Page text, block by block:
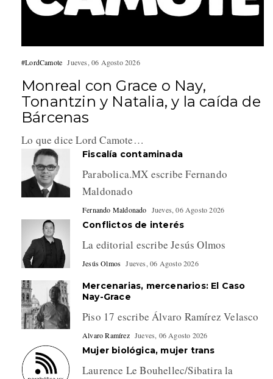
#LordCamote Jueves, 06 Agosto 2026
Monreal con Grace o Nay,
Tonantzin y Natalia, y la caída de
Bárcenas
Lo que dice Lord Camote…
Fiscalía contaminada
Parabolica.MX escribe Fernando
Maldonado
Fernando Maldonado Jueves, 06 Agosto 2026
Conflictos de interés
La editorial escribe Jesús Olmos
Jesús Olmos Jueves, 06 Agosto 2026
Mercenarias, mercenarios: El Caso
Nay-Grace
Piso 17 escribe Álvaro Ramírez Velasco
Alvaro Ramírez Jueves, 06 Agosto 2026
Mujer biológica, mujer trans
Laurence Le Bouhellec/Sibatira la